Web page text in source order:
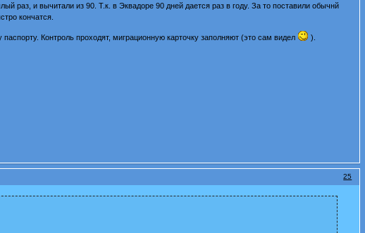
раз, и вычитали из 90. Т.к. в Эквадоре 90 дней дается раз в году. За то поставили обычнй
кончатся.
Контроль проходят, миграционную карточку заполняют (это сам видел
).
25